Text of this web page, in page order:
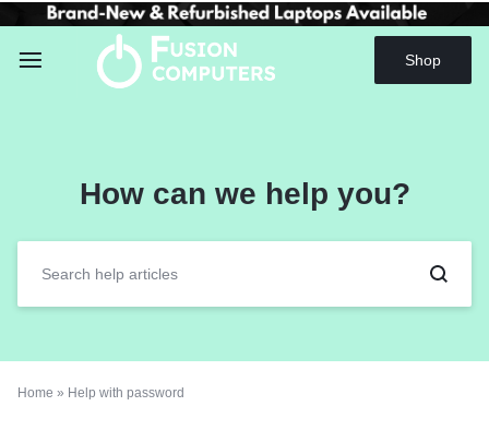
Shop
How can we help you?
Home » Help with password